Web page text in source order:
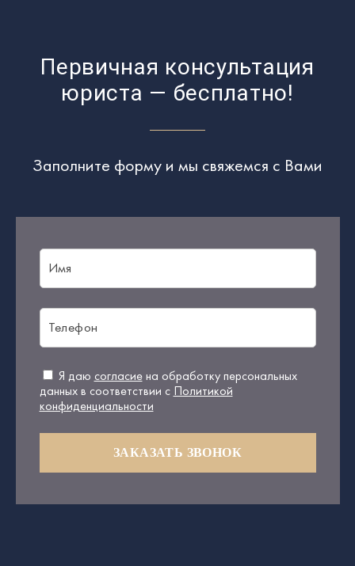
Первичная консультация
юриста — бесплатно!
Заполните форму и мы свяжемся с Вами
Я даю согласиена обработку персональных
данных в соответствии с Политикой
конфиденциальности
ЗАКАЗАТЬ ЗВОНОК